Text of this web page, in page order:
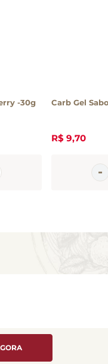
-30g Carb Gel
R$ 9,70